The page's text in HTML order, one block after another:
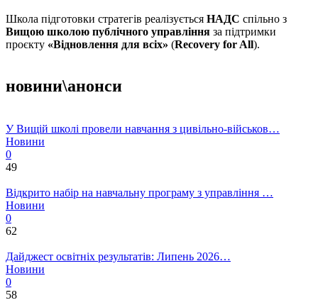
Школа підготовки стратегів реалізується НАДС спільно з
Вищою школою публічного управління за підтримки
проєкту «Відновлення для всіх» (Recovery for All).
новини\анонси
У Вищій школі провели навчання з цивільно-військов…
Новини
0
49
Відкрито набір на навчальну програму з управління …
Новини
0
62
Дайджест освітніх результатів: Липень 2026…
Новини
0
58